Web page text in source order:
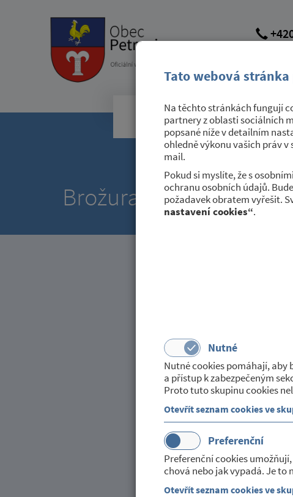
Tato webová
Na těchto stránkách fungují
partnery z oblasti sociálních
popsané níže v detailním
ohledně výkonu vašich práv
mail.
Pokud si myslíte, že s
ochranu osobních údajů.
požadavek obratem vyřešit.
nastavení cookies“.
Nutné
Nutné cookies pomáhají, aby
a přístup k zabezpečeným
Proto tuto skupinu cookies
Otevřít seznam cookies ve
Preferenční
Preferenční cookies
chová nebo jak vypadá. Je to
Otevřít seznam cookies ve
Obecní úřad
Brožura MŽP "Jak
BROŽURA MŽP "JAK
Ochrana, rizika a
Ministerstvo životního prostředí vydalo
Brožuru zveřejňujeme v příloze.
Brožura vychází v souvislosti blížícího
třídy o jmenovitém tepelném příkonu
Zveřejnila: Helena Moudrá
Dokumenty ke stažení